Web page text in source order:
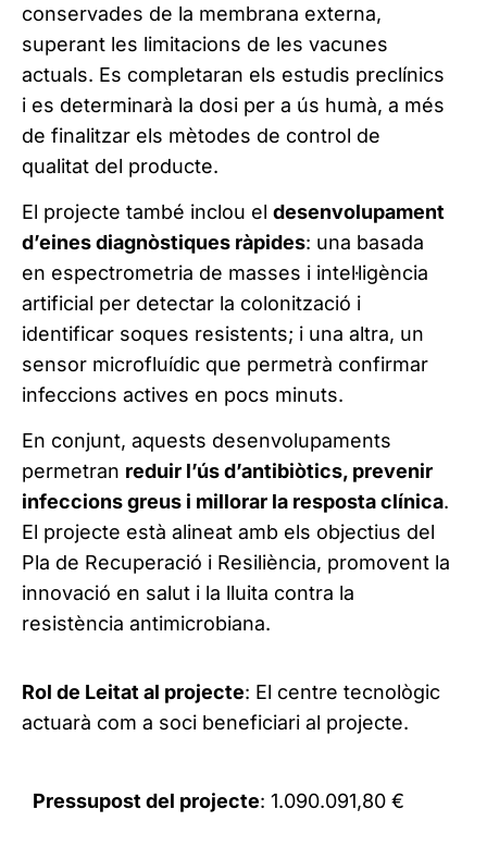
conservades de la membrana externa,
superant les limitacions de les vacunes
actuals. Es completaran els estudis preclínics
i es determinarà la dosi per a ús humà, a més
de finalitzar els mètodes de control de
qualitat del producte.
El projecte també inclou el desenvolupament
d’eines diagnòstiques ràpides: una basada
en espectrometria de masses i intel·ligència
artificial per detectar la colonització i
identificar soques resistents; i una altra, un
sensor microfluídic que permetrà confirmar
infeccions actives en pocs minuts.
En conjunt, aquests desenvolupaments
permetran reduir l’ús d’antibiòtics, prevenir
infeccions greus i millorar la resposta clínica.
El projecte està alineat amb els objectius del
Pla de Recuperació i Resiliència, promovent la
innovació en salut i la lluita contra la
resistència antimicrobiana.
Rol de Leitat al projecte: El centre tecnològic
actuarà com a soci beneficiari al projecte.
Pressupost del projecte: 1.090.091,80 €